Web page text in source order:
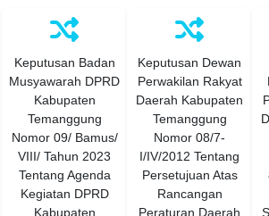
Keputusan Badan
Musyawarah DPRD
Kabupaten
Temanggung
Nomor 09/ Bamus/
VIII/ Tahun 2023
Tentang Agenda
Kegiatan DPRD
Kabupaten
Keputusan Dewan
Perwakilan Rakyat
Daerah Kabupaten
Temanggung
Nomor 08/7-
I/IV/2012 Tentang
Persetujuan Atas
Rancangan
Peraturan Daerah